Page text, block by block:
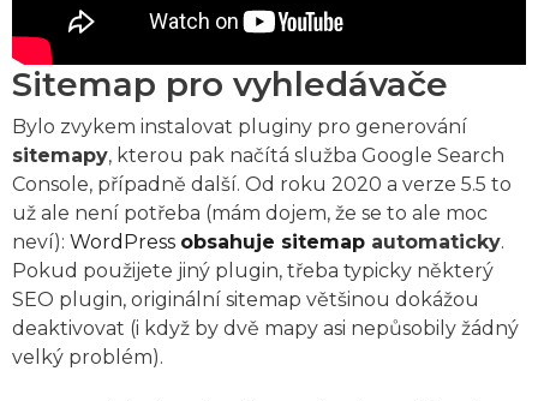
Sitemap pro vyhledávače
Bylo zvykem instalovat pluginy pro generování
sitemapy, kterou pak načítá služba Google Search
Console, případně další. Od roku 2020 a verze 5.5 to
už ale není potřeba (mám dojem, že se to ale moc
neví): WordPress obsahuje sitemap automaticky.
Pokud použijete jiný plugin, třeba typicky některý
SEO plugin, originální sitemap většinou dokážou
deaktivovat (i když by dvě mapy asi nepůsobily žádný
velký problém).